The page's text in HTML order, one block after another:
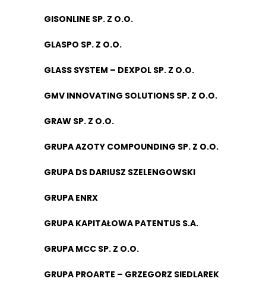
GISONLINE SP. Z O.O.
GLASPO SP. Z O.O.
GLASS SYSTEM – DEXPOL SP. Z O.O.
GMV INNOVATING SOLUTIONS SP. Z O.O.
GRAW SP. Z O.O.
GRUPA AZOTY COMPOUNDING SP. Z O.O.
GRUPA DS DARIUSZ SZELENGOWSKI
GRUPA ENRX
GRUPA KAPITAŁOWA PATENTUS S.A.
GRUPA MCC SP. Z O.O.
GRUPA PROARTE – GRZEGORZ SIEDLAREK